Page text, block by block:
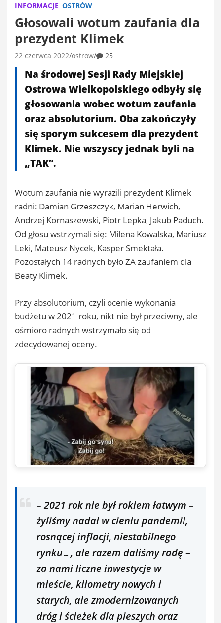
INFORMACJE OSTRÓW
Głosowali wotum zaufania dla
prezydent Klimek
22 czerwca 2022 ostrow 25
Na środowej Sesji Rady Miejskiej
Ostrowa Wielkopolskiego odbyły się
głosowania wobec wotum zaufania
oraz absolutorium. Oba zakończyły
się sporym sukcesem dla prezydent
Klimek. Nie wszyscy jednak byli na
„TAK”.
Wotum zaufania nie wyrazili prezydent Klimek
radni: Damian Grzeszczyk, Marian Herwich,
Andrzej Kornaszewski, Piotr Lepka, Jakub Paduch.
Od głosu wstrzymali się: Milena Kowalska, Mariusz
Leki, Mateusz Nycek, Kasper Smektała.
Pozostałych 14 radnych było ZA zaufaniem dla
Beaty Klimek.
Przy absolutorium, czyli ocenie wykonania
budżetu w 2021 roku, nikt nie był przeciwny, ale
ośmioro radnych wstrzymało się od
zdecydowanej oceny.
– 2021 rok nie był rokiem łatwym –
żyliśmy nadal w cieniu pandemii,
rosnącej inflacji, niestabilnego
rynku…, ale razem daliśmy radę –
za nami liczne inwestycje w
mieście, kilometry nowych i
starych, ale zmodernizowanych
dróg i ścieżek dla pieszych oraz